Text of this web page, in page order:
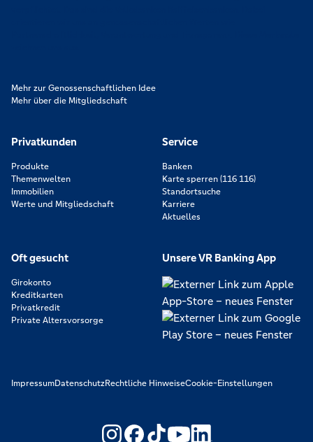
Mehr zur Genossenschaftlichen Idee
Mehr über die Mitgliedschaft
Privatkunden
Produkte
Themenwelten
Immobilien
Werte und Mitgliedschaft
Service
Banken
Karte sperren (116 116)
Standortsuche
Karriere
Aktuelles
Oft gesucht
Girokonto
Kreditkarten
Privatkredit
Private Altersvorsorge
Unsere VR Banking App
ImpressumDatenschutzRechtliche HinweiseCookie-Einstellungen
https://www.youtube.com/
https://